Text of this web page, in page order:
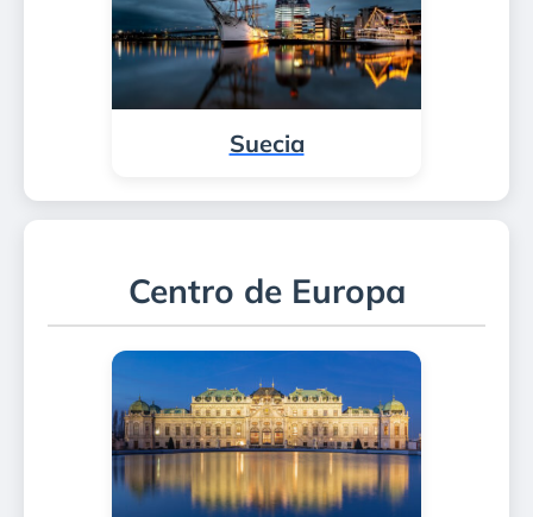
Suecia
Centro de Europa